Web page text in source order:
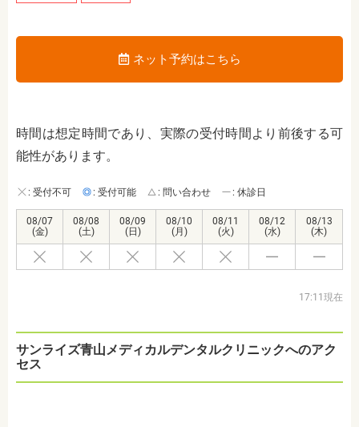
ネット予約はこちら
時間は想定時間であり、実際の受付時間より前後する可
能性があります。
: 受付不可 : 受付可能 : 問い合わせ : 休診日
08/07
(金)
08/08
(土)
08/09
(日)
08/10
(月)
08/11
(火)
08/12
(水)
08/13
(木)
17:11現在
サンライズ青山メディカルデンタルクリニックへのアク
セス